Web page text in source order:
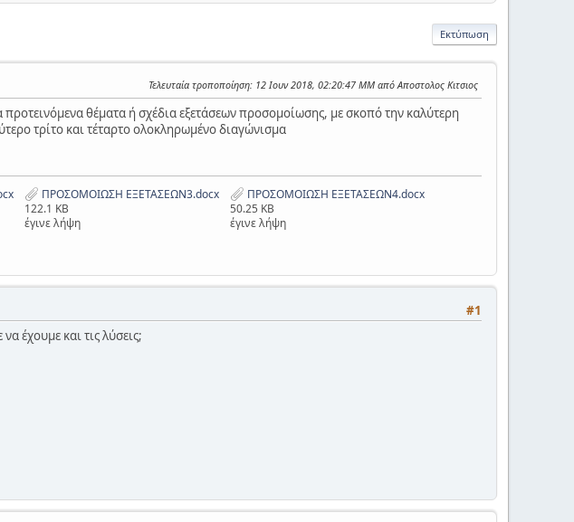
Εκτύπωση
Τελευταία τροποποίηση: 12 Ιουν 2018, 02:20:47 ΜΜ από Αποστολος Κιτσιος
θέματα ή σχέδια εξετάσεων προσομοίωσης, με σκοπό την καλύτερη
τρίτο και τέταρτο ολοκληρωμένο διαγώνισμα
ΠΡΟΣΟΜΟΙΩΣΗ ΕΞΕΤΑΣΕΩΝ3.docx
122.1 KB
έγινε λήψη
ΠΡΟΣΟΜΟΙΩΣΗ ΕΞΕΤΑΣΕΩΝ4.docx
50.25 KB
έγινε λήψη
#1
έχουμε και τις λύσεις;